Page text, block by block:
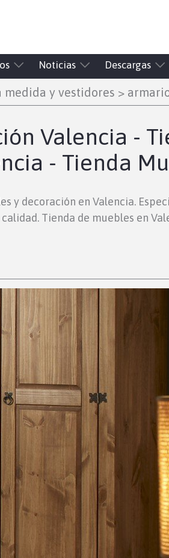
Noticias Descargas
medida y vestidores >
Valencia -
- Tienda
y decoración en Valencia.
Tienda de muebles en